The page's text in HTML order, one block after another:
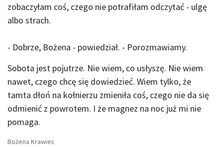
zobaczyłam coś, czego nie potrafiłam odczytać - ulgę
albo strach.
- Dobrze, Bożena - powiedział. - Porozmawiamy.
Sobota jest pojutrze. Nie wiem, co usłyszę. Nie wiem
nawet, czego chcę się dowiedzieć. Wiem tylko, że
tamta dłoń na kołnierzu zmieniła coś, czego nie da się
odmienić z powrotem. I że magnez na noc już mi nie
pomaga.
Bożena Krawiec